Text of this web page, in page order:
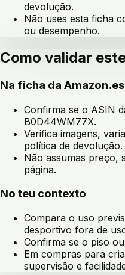
devolução.
Não uses esta ficha
ou desempenho.
Como validar
Na ficha da Amazon.es
Confirma se o ASIN
B0D44WM77X.
Verifica imagens,
política de devolução.
Não assumas preço,
página.
No teu contexto
Compara o uso
desportivo fora de
Confirma se o piso
Em compras para
supervisão e